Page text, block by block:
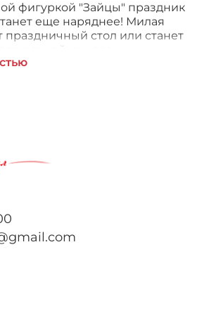
фигуркой "Зайцы" праздник
еще наряднее! Милая
праздничный стол или станет